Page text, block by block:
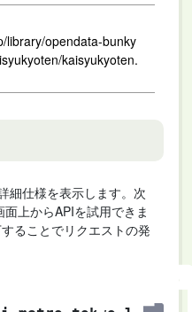
library/opendata-bunky
kaisyukyoten.
細仕様を表示します。次
上からAPIを試用できま
ることでリクエストの発